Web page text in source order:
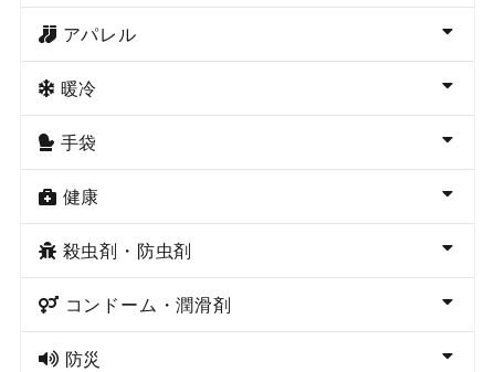
アパレル
暖冷
手袋
健康
殺虫剤・防虫剤
コンドーム・潤滑剤
防災